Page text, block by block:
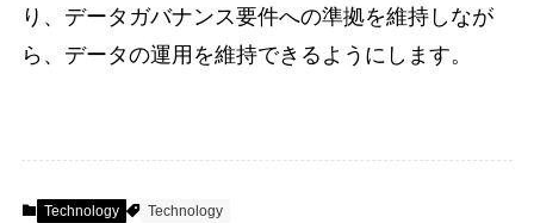
り、データガバナンス要件への準拠を維持しなが
ら、データの運用を維持できるようにします。
Technology Technology